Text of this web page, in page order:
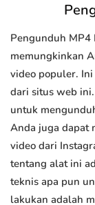
Pengunduh MP4
memungkinkan
video populer.
dari situs web
untuk
Anda juga dapat
video dari
tentang alat ini
teknis apa pun
lakukan adalah